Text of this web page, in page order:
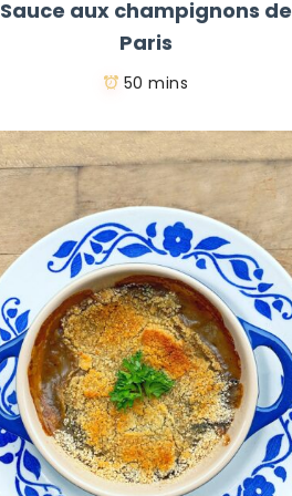
Sauce aux champignons de
Paris
50 mins